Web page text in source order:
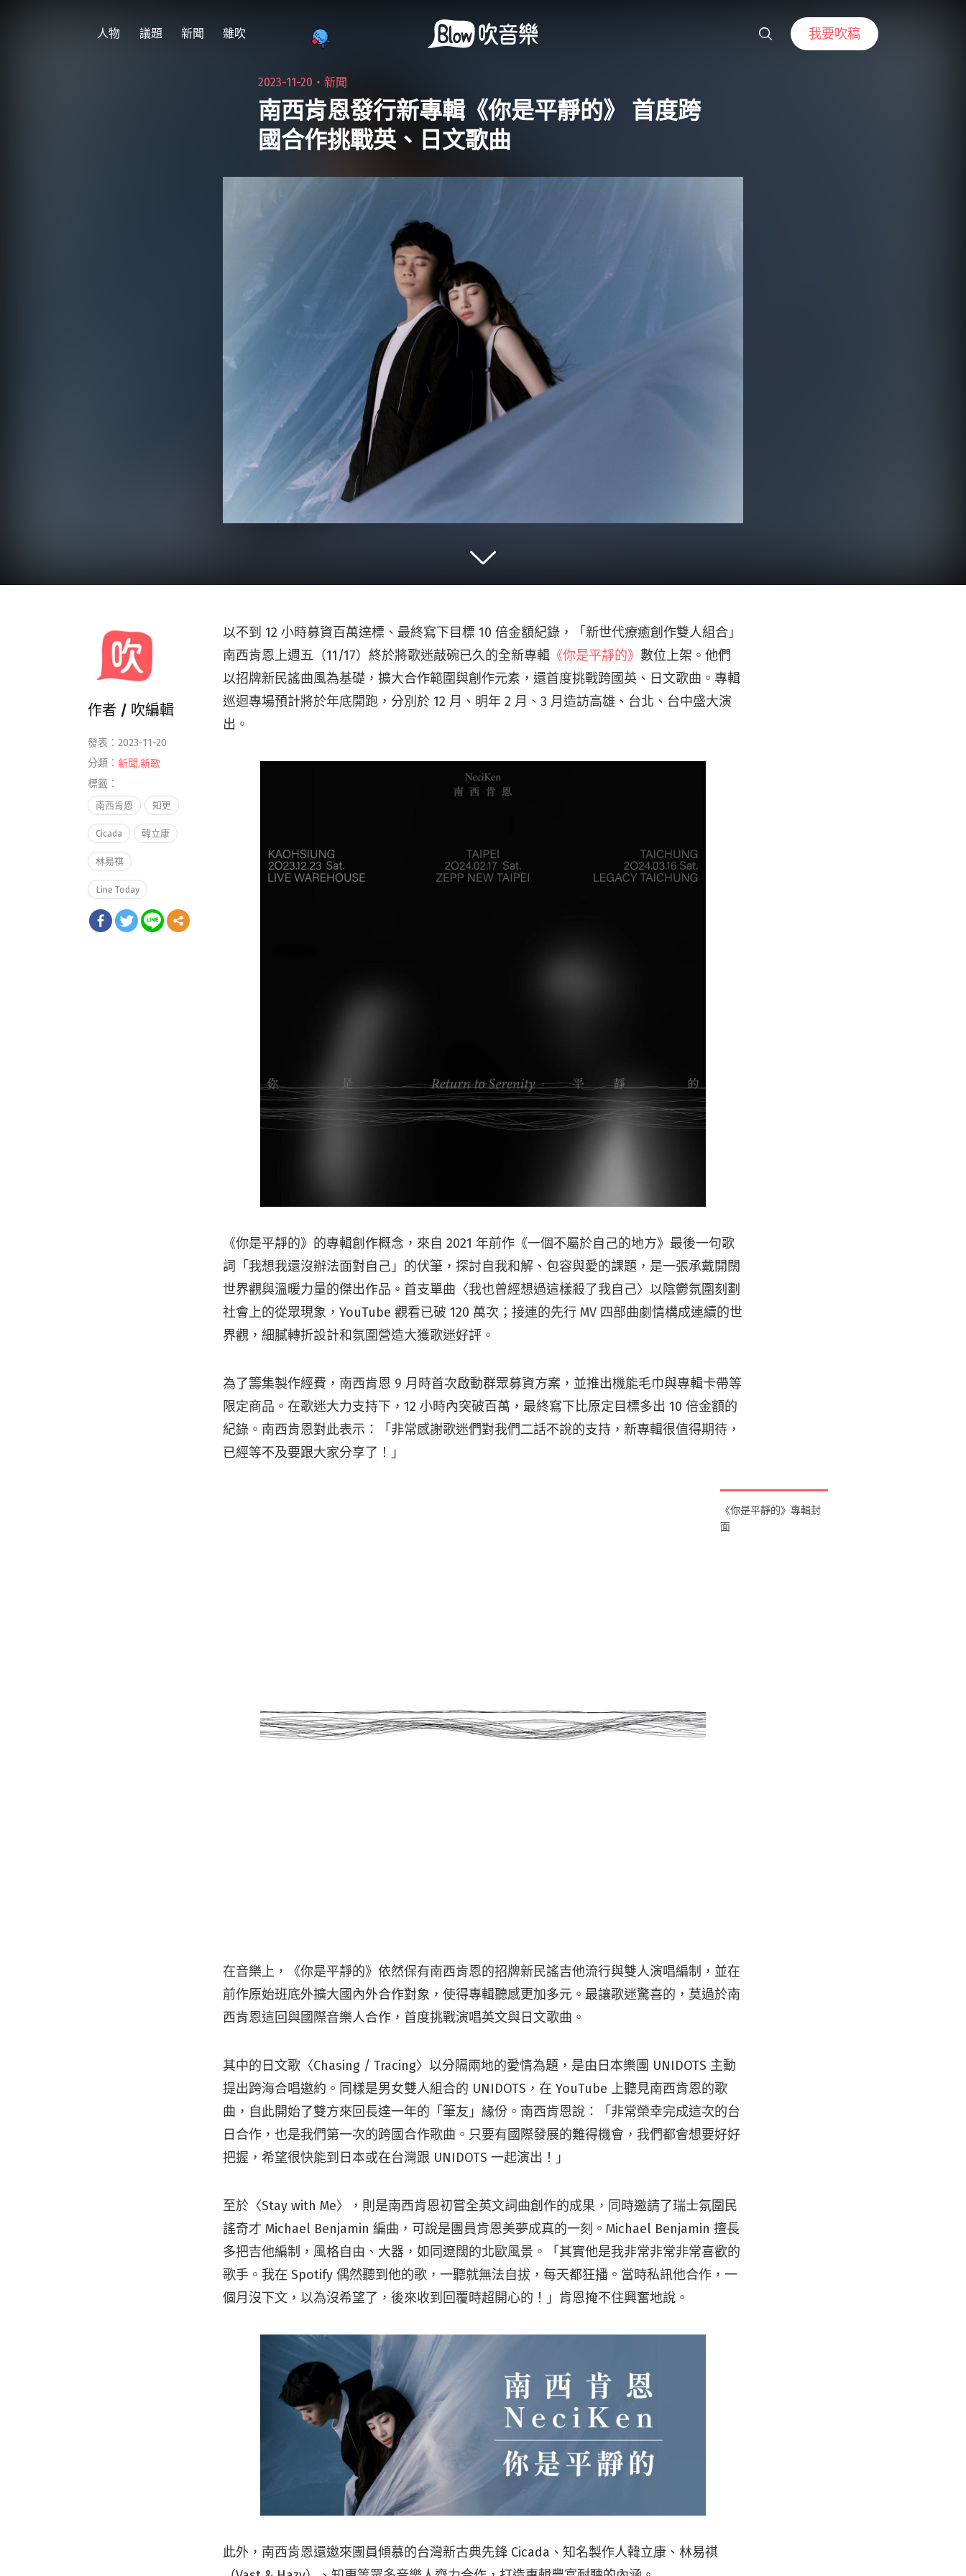
人物 議題 新聞 雜吹 我要吹稿
2023-11-20・新聞
南西肯恩發行新專輯《你是平靜的》 首度跨
國合作挑戰英、日文歌曲
以不到12 小時募資百萬達標、最終寫下目標 10 倍金額紀錄，「新世代療癒創作雙人組合」
南西肯恩上週五（11/17）終於將歌迷敲碗已久的全新專輯 《你是平靜的》數位上架。他們
以招牌新民謠曲風為基礎，擴大合作範圍與創作元素，還首度挑戰跨國英、日文歌曲。專輯
巡迴專場預計將於年底開跑，分別於 12 月、明年 2 月、3 月造訪高雄、台北、台中盛大演
出。
《你是平靜的》的專輯創作概念，來自 2021 年前作《一個不屬於自己的地方》最後一句歌
詞「我想我還沒辦法面對自己」的伏筆，探討自我和解、包容與愛的課題，是一張承戴開闊
世界觀與溫暖力量的傑出作品。首支單曲〈我也曾經想過這樣殺了我自己〉以陰鬱氛圍刻劃
社會上的從眾現象，YouTube 觀看已破 120 萬次；接連的先行 MV 四部曲劇情構成連續的世
界觀，細膩轉折設計和氛圍營造大獲歌迷好評。
為了籌集製作經費，南西肯恩 9 月時首次啟動群眾募資方案，並推出機能毛巾與專輯卡帶等
限定商品。在歌迷大力支持下，12 小時內突破百萬，最終寫下比原定目標多出 10 倍金額的
紀錄。南西肯恩對此表示：「非常感謝歌迷們對我們二話不說的支持，新專輯很值得期待，
已經等不及要跟大家分享了！」
《你是平靜的》專輯封
面
在音樂上，《你是平靜的》依然保有南西肯恩的招牌新民謠吉他流行與雙人演唱編制，並在
前作原始班底外擴大國內外合作對象，使得專輯聽感更加多元。最讓歌迷驚喜的，莫過於南
西肯恩這回與國際音樂人合作，首度挑戰演唱英文與日文歌曲。
其中的日文歌〈Chasing / Tracing〉以分隔兩地的愛情為題，是由日本樂團 UNIDOTS 主動
提出跨海合唱邀約。同樣是男女雙人組合的 UNIDOTS，在 YouTube 上聽見南西肯恩的歌
曲，自此開始了雙方來回長達一年的「筆友」緣份。南西肯恩說：「非常榮幸完成這次的台
日合作，也是我們第一次的跨國合作歌曲。只要有國際發展的難得機會，我們都會想要好好
把握，希望很快能到日本或在台灣跟 UNIDOTS 一起演出！」
至於〈Stay with Me〉，則是南西肯恩初嘗全英文詞曲創作的成果，同時邀請了瑞士氛圍民
謠奇才 Michael Benjamin 編曲，可說是團員肯恩美夢成真的一刻。Michael Benjamin 擅長
多把吉他編制，風格自由、大器，如同遼闊的北歐風景。「其實他是我非常非常非常喜歡的
歌手。我在 Spotify 偶然聽到他的歌，一聽就無法自拔，每天都狂播。當時私訊他合作，一
個月沒下文，以為沒希望了，後來收到回覆時超開心的！」肯恩掩不住興奮地說。
此外，南西肯恩還邀來團員傾慕的台灣新古典先鋒 Cicada、知名製作人韓立康、林易祺
作者 / 吹編輯
發表：2023-11-20
分類： 新聞,新歌
標籤：
南西肯恩 知更
Cicada 韓立康
林易祺
Line Today